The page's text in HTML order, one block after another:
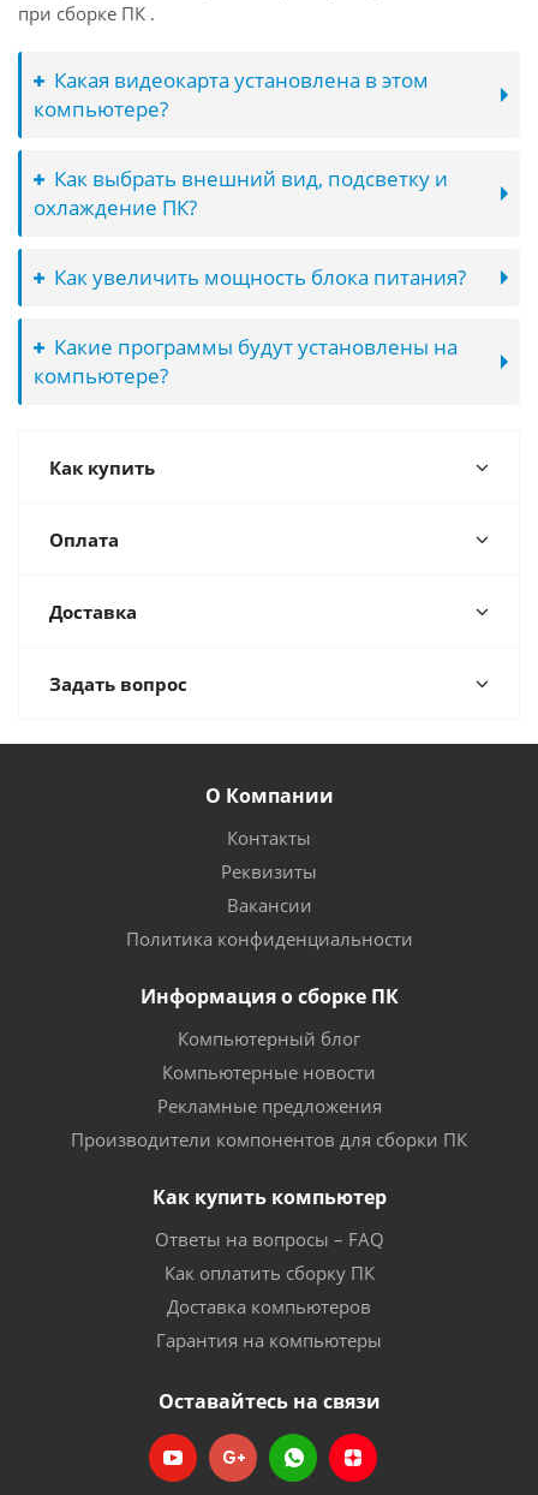
при сборке ПК .
Какая видеокарта установлена в этом
компьютере?
Как выбрать внешний вид, подсветку и
охлаждение ПК?
Как увеличить мощность блока питания?
Какие программы будут установлены на
компьютере?
Как купить
Оплата
Доставка
Задать вопрос
О Компании
Контакты
Реквизиты
Вакансии
Политика конфиденциальности
Информация о сборке ПК
Компьютерный блог
Компьютерные новости
Рекламные предложения
Производители компонентов для сборки ПК
Как купить компьютер
Ответы на вопросы – FAQ
Как оплатить сборку ПК
Доставка компьютеров
Гарантия на компьютеры
Оставайтесь на связи